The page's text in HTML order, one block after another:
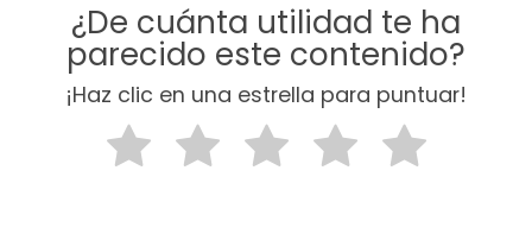
¿De cuánta utilidad te ha
parecido este contenido?
¡Haz clic en una estrella para puntuar!